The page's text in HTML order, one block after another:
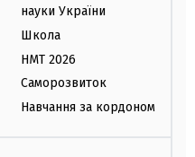
науки України
Школа
НМТ 2026
Саморозвиток
Навчання за кордоном